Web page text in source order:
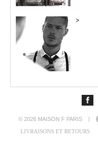
>
© 2026 MAISON F PARIS |
LIVRAISONS ET RETOURS